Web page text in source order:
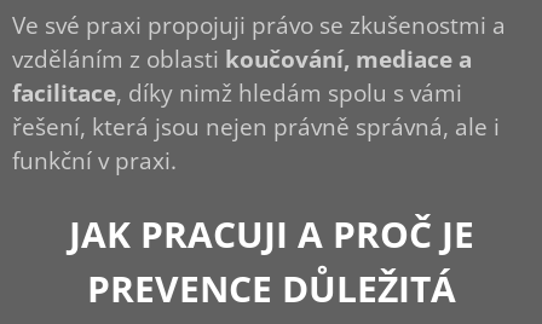
Ve své praxi propojuji právo se zkušenostmi a
vzděláním z oblasti koučování, mediace a
facilitace, díky nimž hledám spolu s vámi
řešení, která jsou nejen právně správná, ale i
funkční v praxi.
JAK PRACUJI A PROČ JE
PREVENCE DŮLEŽITÁ